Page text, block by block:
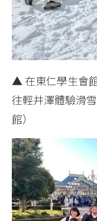
▲ 在東仁學生會
往輕井澤體驗滑
館）